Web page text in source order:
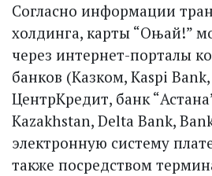
Согласно информации
холдинга, карты “Оњай!”
через интернет-порталы
банков (Казком, Kaspi
ЦентрКредит, банк
Kazakhstan, Delta Bank,
электронную систему
также посредством